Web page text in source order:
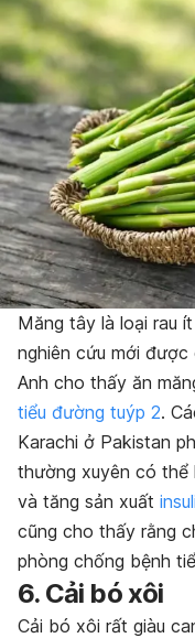
Măng tây là loại rau
nghiên cứu mới
Anh cho thấy ăn
tiểu đường tuýp 2.
Karachi ở Pakistan
thường xuyên có thể
và tăng sản xuất
cũng cho thấy rằng
phòng chống bệnh
6. Cải bó xôi
Cải bó xôi rất giàu